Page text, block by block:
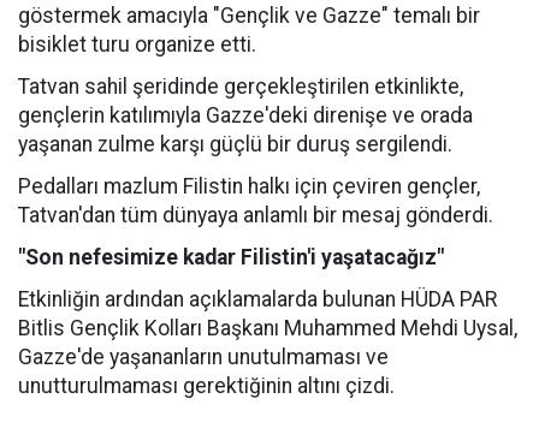
göstermek amacıyla "Gençlik ve Gazze" temalı bir
bisiklet turu organize etti.
Tatvan sahil şeridinde gerçekleştirilen etkinlikte,
gençlerin katılımıyla Gazze'deki direnişe ve orada
yaşanan zulme karşı güçlü bir duruş sergilendi.
Pedalları mazlum Filistin halkı için çeviren gençler,
Tatvan'dan tüm dünyaya anlamlı bir mesaj gönderdi.
"Son nefesimize kadar Filistin'i yaşatacağız"
Etkinliğin ardından açıklamalarda bulunan HÜDA PAR
Bitlis Gençlik Kolları Başkanı Muhammed Mehdi Uysal,
Gazze'de yaşananların unutulmaması ve
unutturulmaması gerektiğinin altını çizdi.